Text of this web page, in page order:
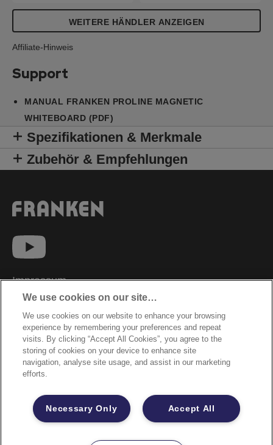
WEITERE HÄNDLER ANZEIGEN
Affiliate-Hinweis
Support
MANUAL FRANKEN PROLINE MAGNETIC
WHITEBOARD (PDF)
Spezifikationen & Merkmale
Zubehör & Empfehlungen
Impressum
Datenschutzhinweise
Datenzugriffsberechtigung
Sicherheitsdatenblätter
Cookie Richtlinie
Rechtliche Hinweise
Garantiebestimmungen
Site Map
We use cookies on our site…
We use cookies on our website to enhance your browsing
experience by remembering your preferences and repeat
visits. By clicking “Accept All Cookies”, you agree to the
storing of cookies on your device to enhance site
navigation, analyse site usage, and assist in our marketing
efforts.
Accept All
Necessary Only